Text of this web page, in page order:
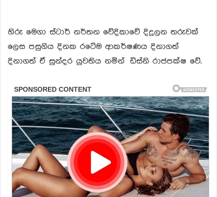
හිරු මෙගා ස්ටාර් නර්තන වේදිකාවේ දිදුලන තරුවක්
ලෙස පසුගිය දිනක රටේම ආකර්ෂණය දිනාගත්
දිනාගත් ඒ සුන්දර යුවතිය නමින් ඩිස්නි රාජපක්ෂ වේ.